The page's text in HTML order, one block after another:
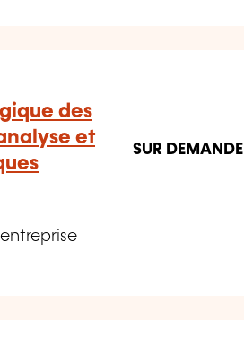
des
et
SUR DEMANDE